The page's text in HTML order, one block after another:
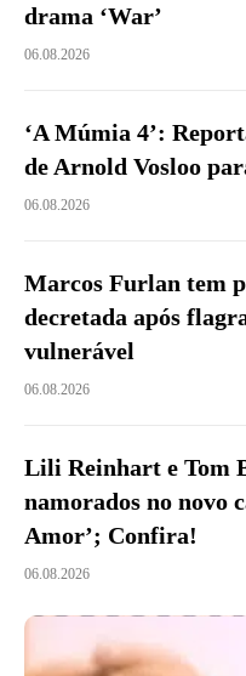
drama ‘War’
06.08.2026
‘A Múmia 4’:
de Arnold Vosloo
06.08.2026
Marcos Furlan tem
decretada após
vulnerável
06.08.2026
Lili Reinhart e Tom
namorados no novo
Amor’; Confira!
06.08.2026